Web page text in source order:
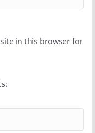
in this browser for